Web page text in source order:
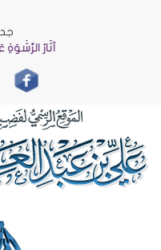
آثَارُ الرِّشْوَةِ عَلَى